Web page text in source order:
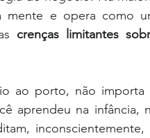
crenças limitantes
ao porto, não importa
aprendeu na infância,
inconscientemente,